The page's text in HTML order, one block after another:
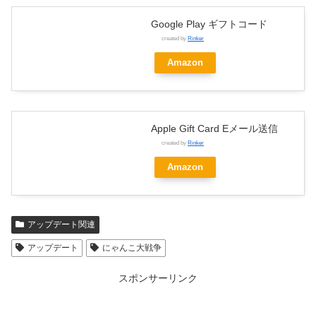
Google Play ギフトコード
created by Rinker
Amazon
Apple Gift Card Eメール送信
created by Rinker
Amazon
アップデート関連
アップデート にゃんこ大戦争
スポンサーリンク